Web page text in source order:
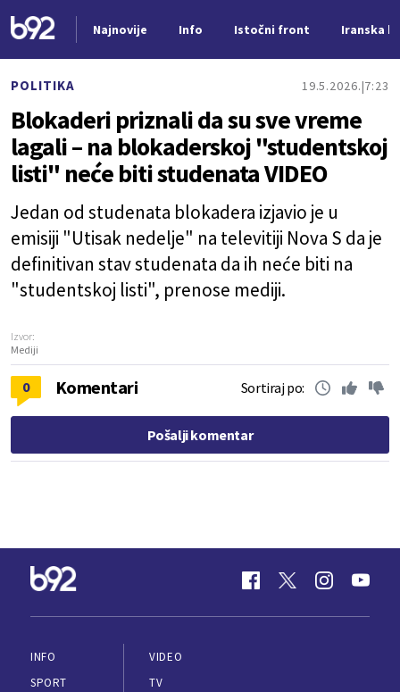
Najnovije Info Istočni front Iranska
POLITIKA 19.5.2026. 7:23
Blokaderi priznali da su sve vreme
lagali – na blokaderskoj "studentskoj
listi" neće biti studenata VIDEO
Jedan od studenata blokadera izjavio je u
emisiji "Utisak nedelje" na televitiji Nova S da je
definitivan stav studenata da ih neće biti na
"studentskoj listi", prenose mediji.
Izvor:
Mediji
0 Komentari Sortiraj po:
Pošalji komentar
INFO
SPORT
VIDEO
TV